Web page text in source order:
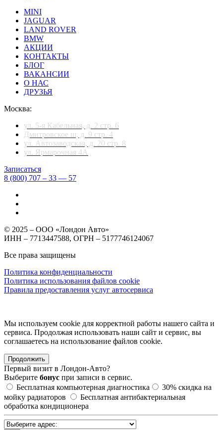
MINI
JAGUAR
LAND ROVER
BMW
АКЦИИ
КОНТАКТЫ
БЛОГ
ВАКАНСИИ
О НАС
ДРУЗЬЯ
Москва:
ул. 5-я Кабельная, д. 2 стр. 6
Дмитровское ш, д. 9 стр. 4
ул. Автозаводская, д. 20 стр. 8
ул. Ярмарочная 4А
Записаться
8 (800) 707 – 33 — 57
© 2025 – ООО «Лондон Авто»
ИНН – 7713447588, ОГРН – 5177746124067
Все права защищены
Политика конфиденциальности
Политика использования файлов cookie
Правила предоставления услуг автосервиса
Мы используем cookie для корректной работы нашего сайта и
сервиса. Продолжая использовать наши сайт и сервис, вы
соглашаетесь на использование файлов сookie.
Продолжить
Первый визит в Лондон-Авто?
Выберите бонус при записи в сервис.
Бесплатная компьютерная диагностика
30% скидка на
мойку радиаторов
Бесплатная антибактериальная
обработка кондиционера